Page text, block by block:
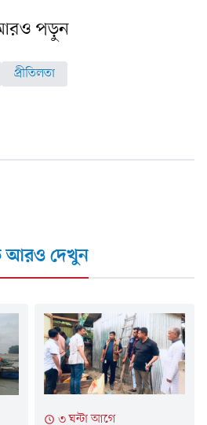
পড়ুন
প্রীতিলতা
আরও দেখুন
৩ ঘন্টা আগে